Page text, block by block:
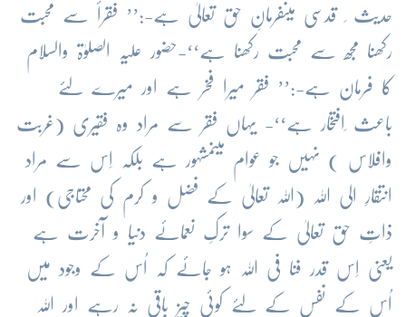
حدیث ِ قدسی میںفرمانِ حق تعالیٰ ہے-:’’ فقرأ سے محبت
رکھنا مجھ سے محبت رکھنا ہے‘‘-حضور علیہ الصلوٰۃ والسلام
کا فرمان ہے-:’’ فقر میرا فخر ہے اور میرے لئے
باعث ِافتخار ہے‘‘- یہاں فقر سے مراد وہ فقیری (غربت
وافلاس ) نہیں جو عوام میںمشہور ہے بلکہ اِس سے مراد
انتقارِ الی اللہ (اللہ تعالیٰ کے فضل و کرم کی محتاجی) اور
ذاتِ حق تعالیٰ کے سوا ترکِ نعمائے دنیا و آخرت ہے
یعنی اِس قدر فنا فی اللہ ہو جائے کہ اُس کے وجود میں
اُس کے نفس کے لئے کوئی چیز باقی نہ رہے اور اللہ